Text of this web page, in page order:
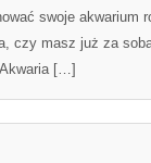
swoje akwarium
czy masz już za
[…]